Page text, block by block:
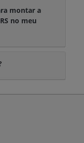
montar a
no meu